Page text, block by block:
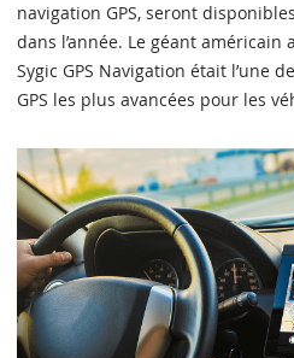
navigation GPS, seront
dans l’année. Le géant américain
Sygic GPS Navigation était l’une
GPS les plus avancées pour les